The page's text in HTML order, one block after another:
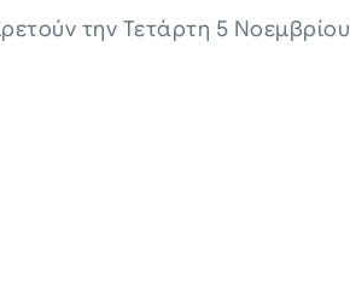
την Τετάρτη 5 Νοεμβρίου